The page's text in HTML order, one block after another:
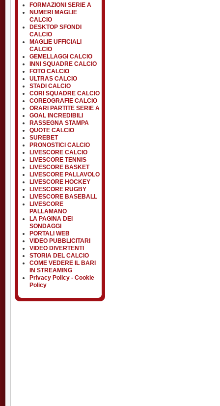
FORMAZIONI SERIE A
NUMERI MAGLIE
CALCIO
DESKTOP SFONDI
CALCIO
MAGLIE UFFICIALI
CALCIO
GEMELLAGGI CALCIO
INNI SQUADRE CALCIO
FOTO CALCIO
ULTRAS CALCIO
STADI CALCIO
CORI SQUADRE CALCIO
COREOGRAFIE CALCIO
ORARI PARTITE SERIE A
GOAL INCREDIBILI
RASSEGNA STAMPA
QUOTE CALCIO
SUREBET
PRONOSTICI CALCIO
LIVESCORE CALCIO
LIVESCORE TENNIS
LIVESCORE BASKET
LIVESCORE PALLAVOLO
LIVESCORE HOCKEY
LIVESCORE RUGBY
LIVESCORE BASEBALL
LIVESCORE
PALLAMANO
LA PAGINA DEI
SONDAGGI
PORTALI WEB
VIDEO PUBBLICITARI
VIDEO DIVERTENTI
STORIA DEL CALCIO
COME VEDERE IL BARI
IN STREAMING
Privacy Policy - Cookie
Policy